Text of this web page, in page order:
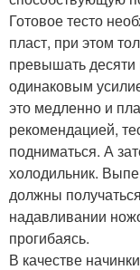
Готовое тесто
пласт, при этом
превышать
одинаковым
это медленно и
рекомендацией,
подниматься. А
холодильник.
должны
надавливании
прогибаясь.
В качестве